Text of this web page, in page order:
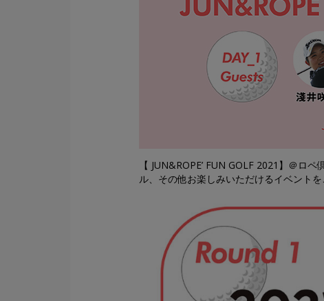
【 JUN&ROPE’ FUN GOLF 2021】＠ロ
ル、その他お楽しみいただけるイベント